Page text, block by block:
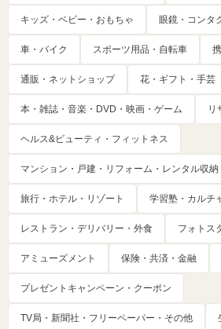
キッズ・ベビー・おもちゃ 眼鏡・コンタ
車・バイク スポーツ用品・自転車
通販・ネットショップ 花・ギフト・手芸
本・雑誌・音楽・DVD・映画・ゲーム リ
ヘルス&ビューティ・フィットネス
マンション・戸建・リフォーム・レンタル収納
旅行・ホテル・リゾート 学習塾・カルチ
レストラン・デリバリー・外食 フォトス
アミューズメント 保険・共済・金融
プレゼントキャンペーン・クーポン
TV局・新聞社・フリーペーパー・その他